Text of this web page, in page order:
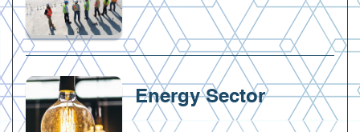
Energy Sector